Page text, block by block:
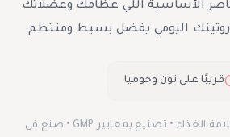
الأساسية اللي عظامك وعضلاتك
اليومي يفضل بسيط ومنتظم
قريبًا على نون وجوميا
مسجل لدى هيئة سلامة الغذاء • تصنيع بمعايير GMP • صنع في